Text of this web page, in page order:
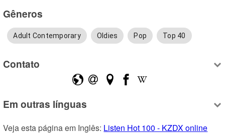
Gêneros
Adult Contemporary Oldies Pop Top 40
Contato
Em outras línguas
Veja esta página em Inglês: Listen Hot 100 - KZDX online